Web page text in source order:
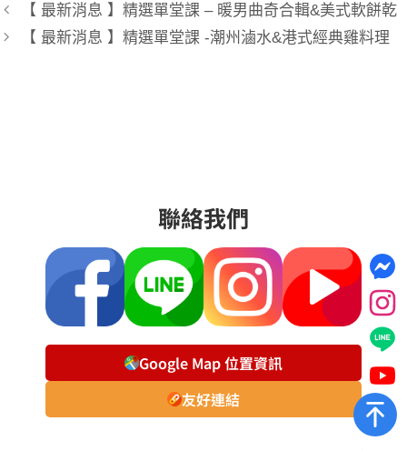
【 最新消息 】精選單堂課 – 暖男曲奇合輯&美式軟餅乾
【 最新消息 】精選單堂課 -潮州滷水&港式經典雞料理
聯絡我們
Google Map 位置資訊
友好連結